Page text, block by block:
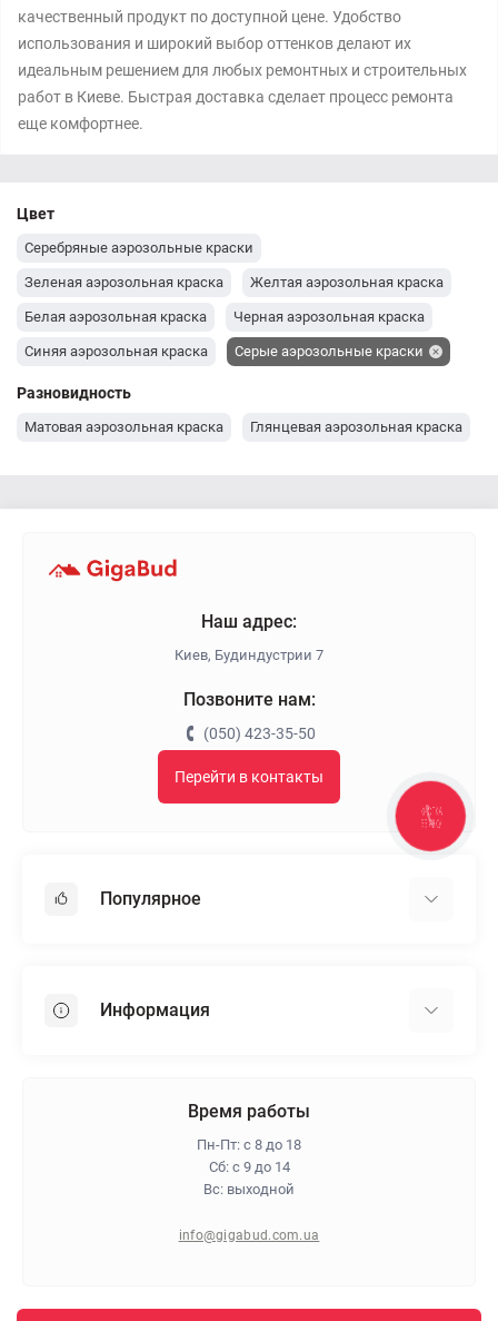
качественный продукт по доступной цене. Удобство
использования и широкий выбор оттенков делают их
идеальным решением для любых ремонтных и строительных
работ в Киеве. Быстрая доставка сделает процесс ремонта
еще комфортнее.
Цвет
Серебряные аэрозольные краски
Зеленая аэрозольная краска Желтая аэрозольная краска
Белая аэрозольная краска Черная аэрозольная краска
Синяя аэрозольная краска Серые аэрозольные краски
Красная аэрозольная краска
Разновидность
Матовая аэрозольная краска Глянцевая аэрозольная краска
Наш адрес:
Киев, Будиндустрии 7
Позвоните нам:
(050) 423-35-50
Перейти в контакты
Популярное
Пенопласт
Информация
Политика конфиденциальности
Время работы
Пн-Пт: с 8 до 18
Сб: с 9 до 14
Вс: выходной
info@gigabud.com.ua
КНОПКА
ЗВ'ЯЗКУ